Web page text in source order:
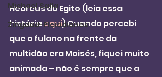
Michael Salla
Zingdad-Pleiadianos
Hebreus do Egito (leia essa
história aqui) Quando percebi
que o fulano na frente da
multidão era Moisés, fiquei muito
animada – não é sempre que a